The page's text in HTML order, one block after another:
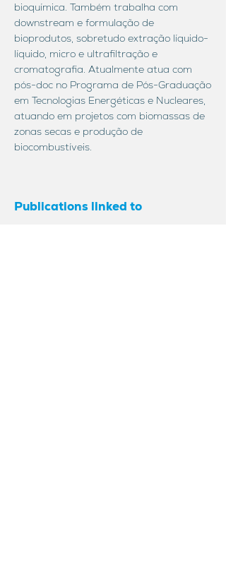
bioquímica. Também trabalha com
downstream e formulação de
bioprodutos, sobretudo extração líquido-
líquido, micro e ultrafiltração e
cromatografia. Atualmente atua com
pós-doc no Programa de Pós-Graduação
em Tecnologias Energéticas e Nucleares,
atuando em projetos com biomassas de
zonas secas e produção de
biocombustíveis.
Publications linked to